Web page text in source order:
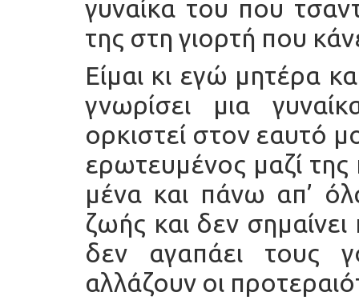
γυναίκα του που
της στη γιορτή που
Είμαι κι εγώ μητέρα
γνωρίσει μια
ορκιστεί στον εαυτό
ερωτευμένος μαζί
μένα και πάνω απ’
ζωής και δεν
δεν αγαπάει τους
αλλάζουν οι